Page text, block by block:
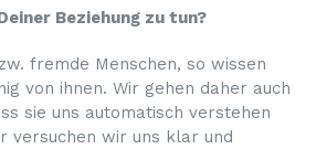
Beziehung zu tun?
fremde Menschen, so wissen
von ihnen. Wir gehen daher auch
sie uns automatisch verstehen
versuchen wir uns klar und